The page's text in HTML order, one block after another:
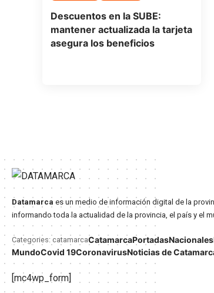
Descuentos en la SUBE:
mantener actualizada la tarjeta
asegura los beneficios
Datamarca es un medio de información digital de la
informando toda la actualidad de la provincia, el país y el
Categories: catamarcaCatamarcaPortadasNacionales
MundoCovid 19CoronavirusNoticias de
[mc4wp_form]